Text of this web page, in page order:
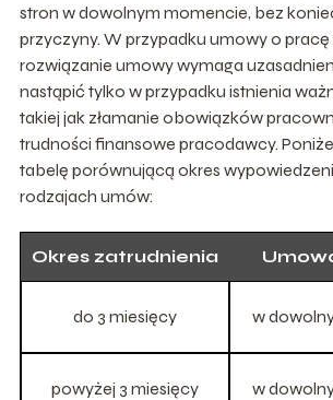
stron w dowolnym momencie, bez
przyczyny. W przypadku umowy o pracę
rozwiązanie umowy wymaga
nastąpić tylko w przypadku istnienia
takiej jak złamanie obowiązków
trudności finansowe pracodawcy.
tabelę porównującą okres
rodzajach umów:
Okres zatrudnienia
do 3 miesięcy w
powyżej 3 miesięcy w